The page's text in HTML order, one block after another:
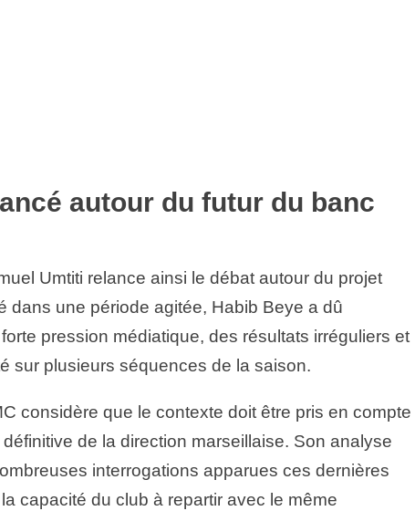
autour du futur du banc
Umtiti relance ainsi le débat autour du projet
dans une période agitée, Habib Beye a dû
pression médiatique, des résultats irréguliers et
sur plusieurs séquences de la saison.
considère que le contexte doit être pris en compte
de la direction marseillaise. Son analyse
interrogations apparues ces dernières
capacité du club à repartir avec le même